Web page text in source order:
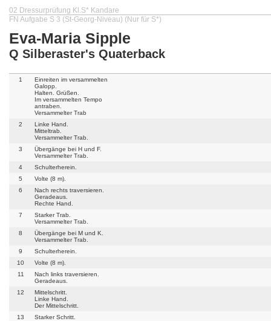
02 Dressurprüfung Kl.S* Kandare
FN Aufgabe S 3 (St-Georg-Niveau) (Nur für S*)
Eva-Maria Sipple
Q Silberaster's Quaterback
1
Einreiten im versammelten
Galopp.
Halten. Grüßen.
Im versammelten Tempo
antraben.
Versammelter Trab
2
Linke Hand.
Mitteltrab.
Versammelter Trab.
3
Übergänge bei H und F.
Versammelter Trab.
4
Schulterherein.
5
Volte (8 m).
6
Nach rechts traversieren.
Geradeaus.
Rechte Hand.
7
Starker Trab.
Versammelter Trab.
8
Übergänge bei M und K.
Versammelter Trab.
9
Schulterherein.
10
Volte (8 m).
11
Nach links traversieren.
Geradeaus.
12
Mittelschritt.
Linke Hand.
Der Mittelschritt.
13
Starker Schritt.